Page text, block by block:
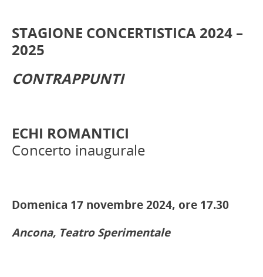
STAGIONE CONCERTISTICA 2024 –
2025
CONTRAPPUNTI
ECHI ROMANTICI
Concerto inaugurale
Domenica 17 novembre 2024, ore 17.30
Ancona, Teatro Sperimentale